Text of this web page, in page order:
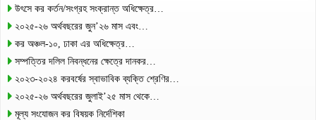
উৎসে কর কর্তন/সংগ্রহ সংক্রান্ত অধিক্ষেত্র…
২০২৫-২৬ অর্থবছরের জুন’২৬ মাস এবং…
কর অঞ্চল-১০, ঢাকা এর অধিক্ষেত্র…
সম্পত্তির দলিল নিবন্ধনের ক্ষেত্রে দানকর…
২০২৩-২০২৪ করবর্ষের স্বাভাবিক ব্যক্তি শ্রেণির…
২০২৫-২৬ অর্থবছরের জুলাই’২৫ মাস থেকে…
মূল্য সংযোজন কর বিষয়ক নির্দেশিকা